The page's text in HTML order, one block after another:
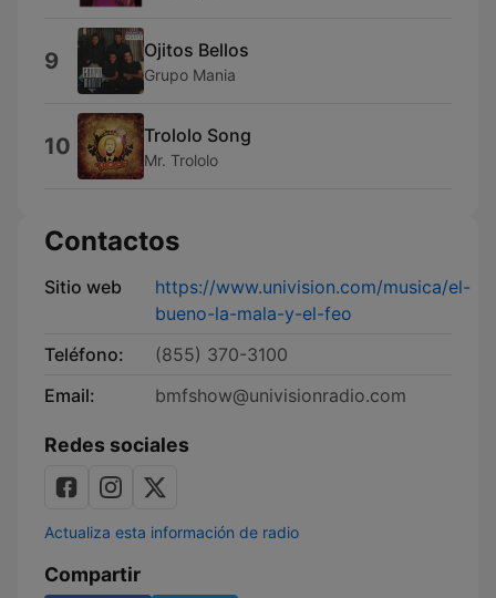
9 Ojitos Bellos
Grupo Mania
10 Trololo Song
Mr. Trololo
Contactos
Sitio web
https://www.univision.com/musica/el-
bueno-la-mala-y-el-feo
Teléfono:
(855) 370-3100
Email:
bmfshow@univisionradio.com
Redes sociales
Actualiza esta información de radio
Compartir